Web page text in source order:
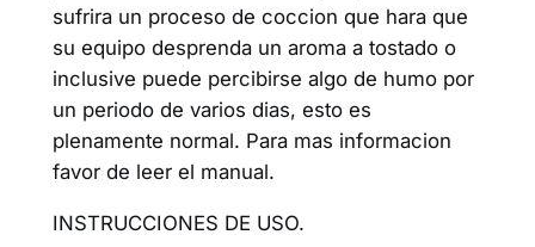
sufrira un proceso de coccion que hara que
su equipo desprenda un aroma a tostado o
inclusive puede percibirse algo de humo por
un periodo de varios dias, esto es
plenamente normal. Para mas informacion
favor de leer el manual.
INSTRUCCIONES DE USO.